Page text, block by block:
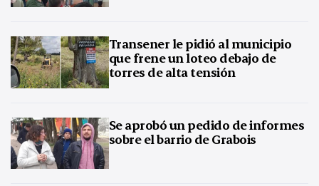
Transener le pidió al municipio
que frene un loteo debajo de
torres de alta tensión
Se aprobó un pedido de informes
sobre el barrio de Grabois